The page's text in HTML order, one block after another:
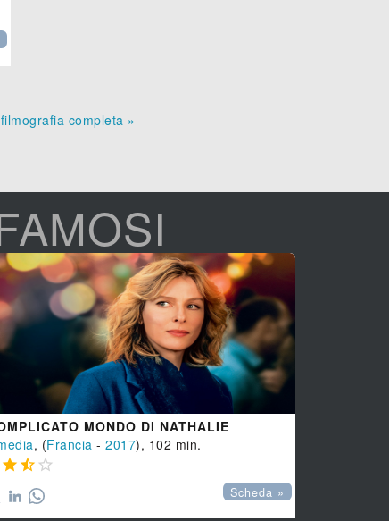
completa »
MONDO DI NATHALIE
, (Francia -2017), 102 min.
  
Scheda »